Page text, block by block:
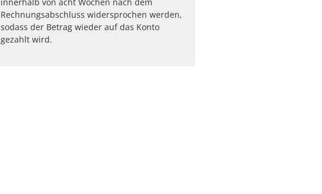
Rechnungsabschluss widersprochen werden,
sodass der Betrag wieder auf das Konto
gezahlt wird.